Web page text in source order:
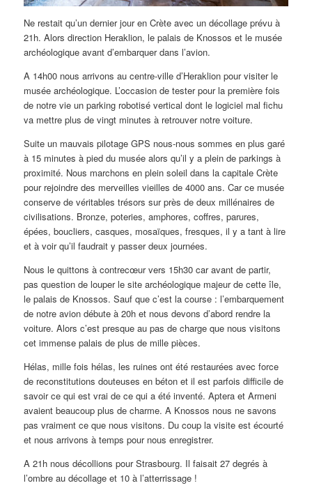
Ne restait qu’un dernier jour en Crète avec un décollage prévu à
21h. Alors direction Heraklion, le palais de Knossos et le musée
archéologique avant d’embarquer dans l’avion.
A 14h00 nous arrivons au centre-ville d’Heraklion pour visiter le
musée archéologique. L’occasion de tester pour la première fois
de notre vie un parking robotisé vertical dont le logiciel mal fichu
va mettre plus de vingt minutes à retrouver notre voiture.
Suite un mauvais pilotage GPS nous-nous sommes en plus garé
à 15 minutes à pied du musée alors qu’il y a plein de parkings à
proximité. Nous marchons en plein soleil dans la capitale Crète
pour rejoindre des merveilles vieilles de 4000 ans. Car ce musée
conserve de véritables trésors sur près de deux millénaires de
civilisations. Bronze, poteries, amphores, coffres, parures,
épées, boucliers, casques, mosaïques, fresques, il y a tant à lire
et à voir qu’il faudrait y passer deux journées.
Nous le quittons à contrecœur vers 15h30 car avant de partir,
pas question de louper le site archéologique majeur de cette île,
le palais de Knossos. Sauf que c’est la course : l’embarquement
de notre avion débute à 20h et nous devons d’abord rendre la
voiture. Alors c’est presque au pas de charge que nous visitons
cet immense palais de plus de mille pièces.
Hélas, mille fois hélas, les ruines ont été restaurées avec force
de reconstitutions douteuses en béton et il est parfois difficile de
savoir ce qui est vrai de ce qui a été inventé. Aptera et Armeni
avaient beaucoup plus de charme. A Knossos nous ne savons
pas vraiment ce que nous visitons. Du coup la visite est écourté
et nous arrivons à temps pour nous enregistrer.
A 21h nous décollions pour Strasbourg. Il faisait 27 degrés à
l’ombre au décollage et 10 à l’atterrissage !